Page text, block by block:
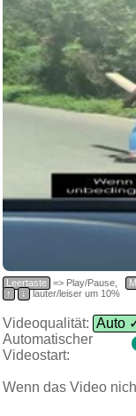
Leertaste => Play/Pause, M
↑
↓ lauter/leiser um 10%
Videoqualität: Auto
Automatischer
Videostart:
Wenn das Video